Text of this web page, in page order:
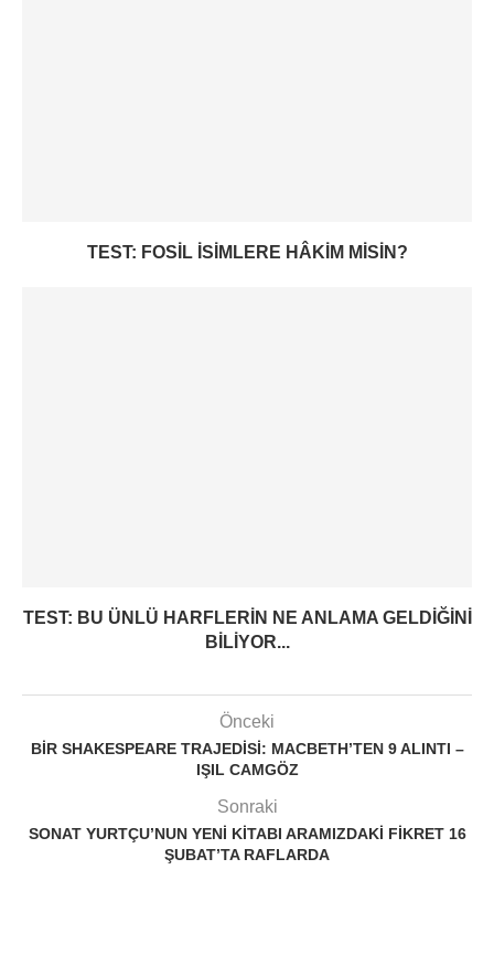
TEST: FOSIL ISIMLERE HÂKIM MISIN?
TEST: BU ÜNLÜ HARFLERIN NE ANLAMA GELDIĞINI
BILIYOR...
Önceki
BIR SHAKESPEARE TRAJEDISI: MACBETH’TEN 9 ALINTI –
IŞIL CAMGÖZ
Sonraki
SONAT YURTÇU’NUN YENI KITABI ARAMIZDAKI FIKRET 16
ŞUBAT’TA RAFLARDA